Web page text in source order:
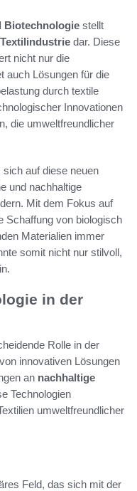
Biotechnologie stellt
Textilindustrie dar. Diese
nicht nur die
auch Lösungen für die
durch textile
Innovationen
die umweltfreundlicher
auf diese neuen
und nachhaltige
Mit dem Fokus auf
Schaffung von biologisch
Materialien immer
somit nicht nur stilvoll,
in der
Rolle in der
innovativen Lösungen
an nachhaltige
Technologien
umweltfreundlicher
Feld, das sich mit der